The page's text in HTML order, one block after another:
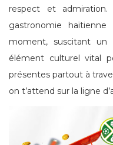
respect et
gastronomie
moment, suscitant un
élément culturel vital
présentes partout à
on t’attend sur la ligne